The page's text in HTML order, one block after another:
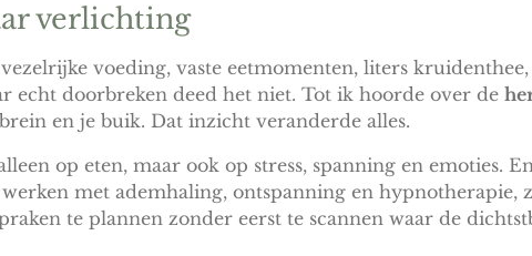
verlichting
voeding, vaste eetmomenten, liters
echt doorbreken deed het niet. Tot ik hoorde over de
en je buik. Dat inzicht veranderde alles.
op eten, maar ook op stress, spanning en emoties.
werken met ademhaling, ontspanning en
te plannen zonder eerst te scannen waar de